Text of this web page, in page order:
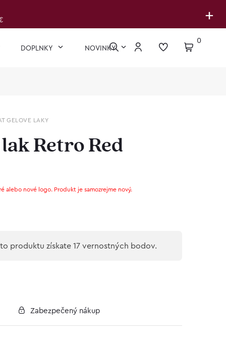
+
DOPLNKY NOVINKY
0
GELOVE LAKY
Retro Red
alebo nové logo. Produkt je samozrejme nový.
produktu získate 17 vernostných bodov.
Zabezpečený nákup